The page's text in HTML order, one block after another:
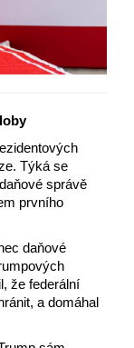
Týká se
správě
prvního
daňové
že federální
a domáhal